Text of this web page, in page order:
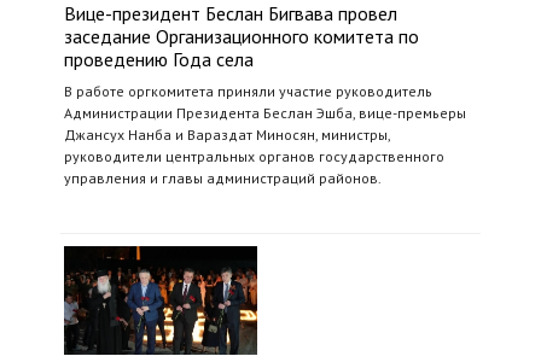
Вице-президент Беслан Бигвава провел
заседание Организационного комитета по
проведению Года села
В работе оргкомитета приняли участие руководитель
Администрации Президента Беслан Эшба, вице-премьеры
Джансух Нанба и Вараздат Миносян, министры,
руководители центральных органов государственного
управления и главы администраций районов.